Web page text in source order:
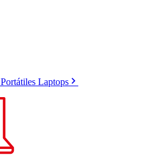
Portátiles Laptops